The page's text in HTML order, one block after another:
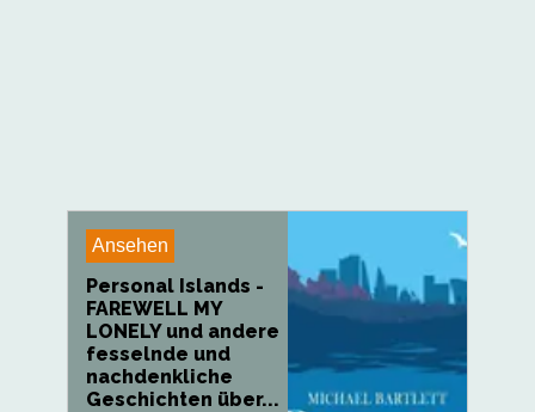
Ansehen
Personal Islands -
FAREWELL MY
LONELY und andere
fesselnde und
nachdenkliche
Geschichten über...